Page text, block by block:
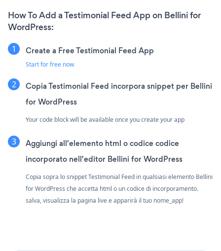
How To Add a Testimonial Feed App on Bellini for
WordPress:
Create a Free Testimonial Feed App
Start for free now
Copia Testimonial Feed incorpora snippet per Bellini
for WordPress
Your code block will be available once you create your app
Aggiungi all'elemento html o codice codice
incorporato nell'editor Bellini for WordPress
Copia sopra lo snippet Testimonial Feed in qualsiasi elemento Bellini
for WordPress che accetta html o un codice di incorporamento.
salva, visualizza la pagina live e apparirà il tuo nome_app!